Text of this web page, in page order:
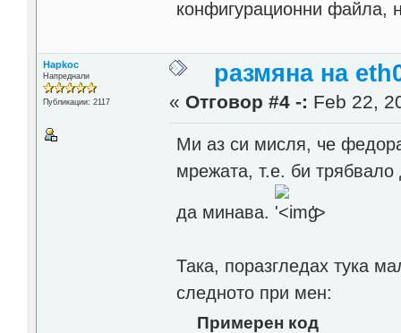
конфигурационни файла,
Hapkoc
Напреднали
Публикации: 2117
размяна на
« Отговор #4 -: Feb 22,
Ми аз си мисля, че
мрежата, т.е. би
да минава. '>
Така, поразгледах тука
следното при мен:
Примерен код